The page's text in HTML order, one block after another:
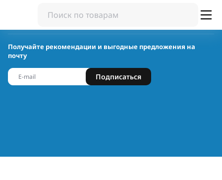
Получайте рекомендации и выгодные предложения на
почту
Подписаться